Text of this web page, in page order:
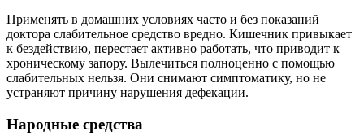
Применять в домашних условиях часто и без показаний
доктора слабительное средство вредно. Кишечник привыкает
к бездействию, перестает активно работать, что приводит к
хроническому запору. Вылечиться полноценно с помощью
слабительных нельзя. Они снимают симптоматику, но не
устраняют причину нарушения дефекации.
Народные средства